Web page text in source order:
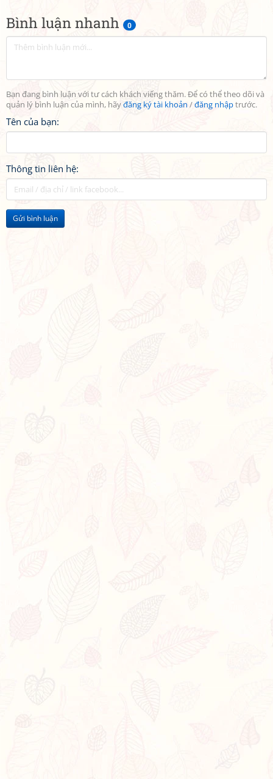
Bình luận nhanh 0
Bạn đang bình luận với tư cách khách viếng thăm. Để có thể theo dõi và
quản lý bình luận của mình, hãyđăng ký tài khoản /đăng nhậptrước.
Tên của bạn:
Thông tin liên hệ:
Gửi bình luận